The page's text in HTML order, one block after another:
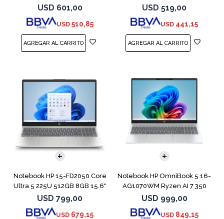
USD 601,00
USD 510,85
USD 519,00
USD 441,15
Notebook HP 15-FD2050 Core
Ultra 5 225U 512GB 8GB 15.6"
USD 799,00
USD 679,15
Notebook HP OmniBook 5 16-
AG1070WM Ryzen AI 7 350
512GB 16GB
USD 999,00
USD 849,15
COMPARAR